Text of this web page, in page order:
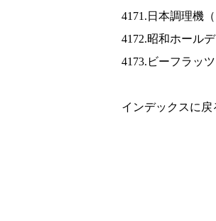
4171.日本調理機（
4172.昭和ホール
4173.ビーフラッ
インデックスに戻